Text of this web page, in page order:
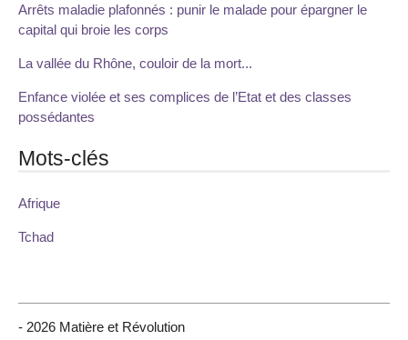
Arrêts maladie plafonnés : punir le malade pour épargner le
capital qui broie les corps
La vallée du Rhône, couloir de la mort...
Enfance violée et ses complices de l’Etat et des classes
possédantes
Mots-clés
Afrique
Tchad
- 2026 Matière et Révolution